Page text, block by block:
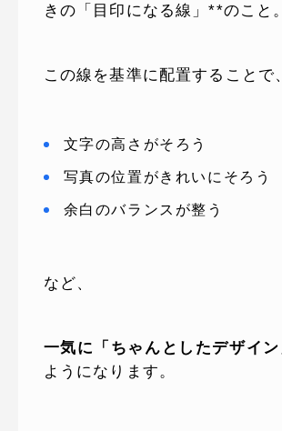
きの「目印になる線」**のこと。
この線を基準に配置することで、
文字の高さがそろう
写真の位置がきれいにそろう
余白のバランスが整う
など、
一気に「ちゃんとしたデザイ
ようになります。